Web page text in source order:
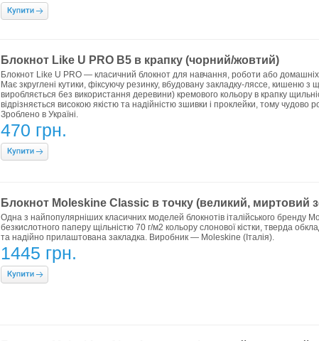
Блокнот Like U PRO В5 в крапку (чорний/жовтий)
Блокнот Like U PRO — класичний блокнот для навчання, роботи або домашніх
Має зкруглені кутики, фіксуючу резинку, вбудовану закладку-ляссе, кишеню з
виробляється без використання деревини) кремового кольору в крапку
відрізняється високою якістю та надійністю зшивки і проклейки, тому
Зроблено в Україні.
470 грн.
Блокнот Moleskine Classic в точку (великий, миртовий
Одна з найпопулярніших класичних моделей блокнотів італійського
безкислотного паперу щільністю 70 г/м2 кольору слонової кістки, тверда
та надійно прилаштована закладка. Виробник — Moleskine (Італія).
1445 грн.